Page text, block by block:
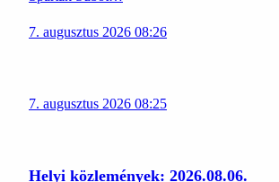
7. augusztus 2026 08:26
7. augusztus 2026 08:25
Helyi közlemények: 2026.08.06.